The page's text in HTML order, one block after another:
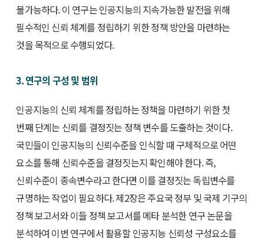
불가능하다. 이 연구는 인공지능의 지속가능한 발전을 위해
필수적인 신뢰 체계를 정립하기 위한 정책 방안을 마련하는
것을 목적으로 수행되었다.
3. 연구의 구성 및 범위
인공지능의 신뢰 체계를 정립하는 정책을 마련하기 위한 첫
번째 단계는 신뢰를 결정짓는 정책 변수를 도출하는 것이다.
국민들이 인공지능의 신뢰수준을 인식할 때 구체적으로 어떤
요소를 통해 신뢰수준을 결정짓는지 확인해야 한다. 즉,
신뢰수준이 종속변수라고 한다면 이를 결정짓는 독립변수를
규명하는 작업이 필요하다. 제2장은 주요국 정부 및 국제 기구의
정책 보고서와 이들 정책 보고서를 메타 분석한 연구 논문을
분석하여 이번 연구에서 활용할 인공지능 신뢰성 구성요소를